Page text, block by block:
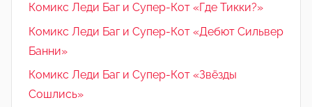
Комикс Леди Баг и Супер-Кот «Где Тикки?»
Комикс Леди Баг и Супер-Кот «Дебют Сильвер
Банни»
Комикс Леди Баг и Супер-Кот «Звёзды
Сошлись»